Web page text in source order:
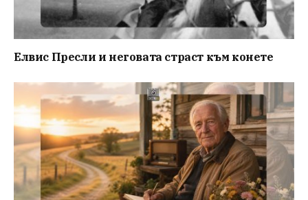
Елвис Пресли и неговата страст към конете